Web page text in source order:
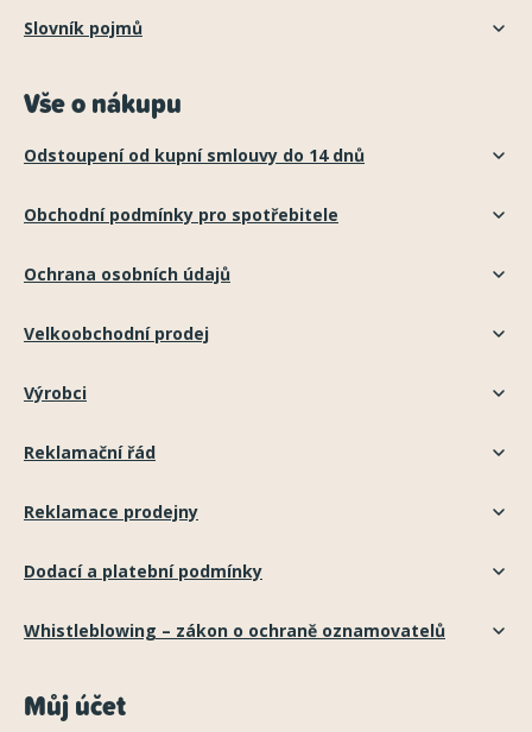
Slovník pojmů
Vše o nákupu
Odstoupení od kupní smlouvy do 14 dnů
Obchodní podmínky pro spotřebitele
Ochrana osobních údajů
Velkoobchodní prodej
Výrobci
Reklamační řád
Reklamace prodejny
Dodací a platební podmínky
Whistleblowing – zákon o ochraně oznamovatelů
Můj účet